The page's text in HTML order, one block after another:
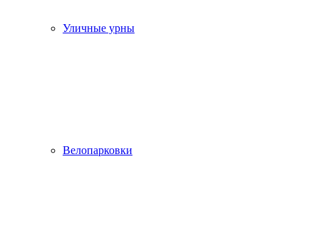
Уличные урны
Велопарковки